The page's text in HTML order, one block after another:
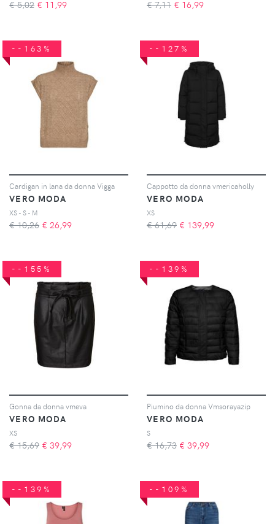
€ 5,02 € 11,99 € 7,11 € 16,99
--163%
Cardigan in lana da donna Vigga
VERO MODA
XS - S - M
€ 10,26 € 26,99
--127%
Cappotto da donna vmericaholly
VERO MODA
XS
€ 61,69 € 139,99
--155%
Gonna da donna vmeva
VERO MODA
XS
€ 15,69 € 39,99
--139%
Piumino da donna Vmsorayazip
VERO MODA
S
€ 16,73 € 39,99
--139% --109%